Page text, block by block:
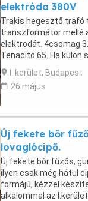
elektróda 380V
Trakis hegesztő trafó
transzformátor mellé
elektrodát. 4csomag
Tenacito 65. Ha
elektróda 4 csomag:
hirdetek , érdemes
érdeklődését! A
, kérem inkább itt
I. kerület, Budapest
26 május
Új fekete bőr
lovaglócipő.
Új fekete bőr fűzős,
ilyen csak még hátul
formájú, kézzel
alkalommal az